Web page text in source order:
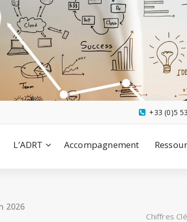
+33 (0)5
L’ADRT Accompagnement
2026
Chiffres